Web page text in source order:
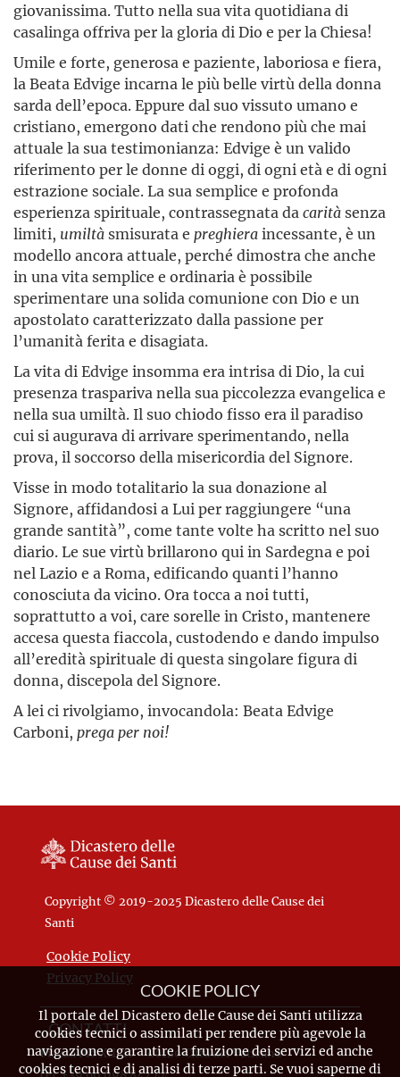
giovanissima. Tutto nella sua vita quotidiana di
casalinga offriva per la gloria di Dio e per la Chiesa!
Umile e forte, generosa e paziente, laboriosa e fiera,
la Beata Edvige incarna le più belle virtù della donna
sarda dell’epoca. Eppure dal suo vissuto umano e
cristiano, emergono dati che rendono più che mai
attuale la sua testimonianza: Edvige è un valido
riferimento per le donne di oggi, di ogni età e di ogni
estrazione sociale. La sua semplice e profonda
esperienza spirituale, contrassegnata da caritàsenza
limiti, umiltàsmisurata e preghieraincessante, è un
modello ancora attuale, perché dimostra che anche
in una vita semplice e ordinaria è possibile
sperimentare una solida comunione con Dio e un
apostolato caratterizzato dalla passione per
l’umanità ferita e disagiata.
La vita di Edvige insomma era intrisa di Dio, la cui
presenza traspariva nella sua piccolezza evangelica e
nella sua umiltà. Il suo chiodo fisso era il paradiso
cui si augurava di arrivare sperimentando, nella
prova, il soccorso della misericordia del Signore.
Visse in modo totalitario la sua donazione al
Signore, affidandosi a Lui per raggiungere “una
grande santità”, come tante volte ha scritto nel suo
diario. Le sue virtù brillarono qui in Sardegna e poi
nel Lazio e a Roma, edificando quanti l’hanno
conosciuta da vicino. Ora tocca a noi tutti,
soprattutto a voi, care sorelle in Cristo, mantenere
accesa questa fiaccola, custodendo e dando impulso
all’eredità spirituale di questa singolare figura di
donna, discepola del Signore.
A lei ci rivolgiamo, invocandola: Beata Edvige
Carboni, prega per noi!
Copyright © 2019-2025 Dicastero delle Cause dei
Santi
Cookie Policy
Privacy Policy
CONTATTI
Piazza Pio XII, 10 - 00120 Città del Vaticano
COOKIE POLICY
Il portale del Dicastero delle Cause dei Santi utilizza
cookies tecnici o assimilati per rendere più agevole la
navigazione e garantire la fruizione dei servizi ed anche
cookies tecnici e di analisi di terze parti. Se vuoi saperne di